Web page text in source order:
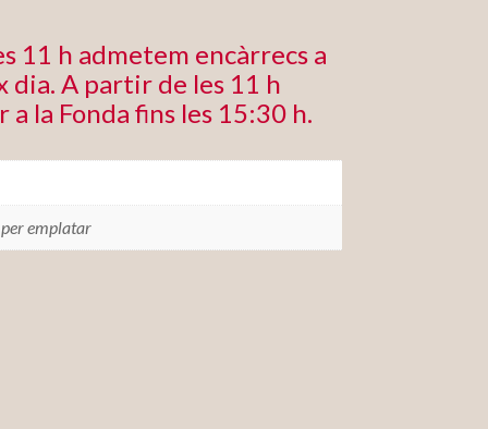
11 h admetem encàrrecs a
dia. A partir de les 11 h
a la Fonda fins les 15:30 h.
emplatar